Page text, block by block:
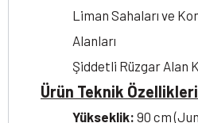
Liman Sahaları ve
Alanları
Şiddetli Rüzgar Alan
Ürün Teknik Özellikleri
Yükseklik: 90 cm